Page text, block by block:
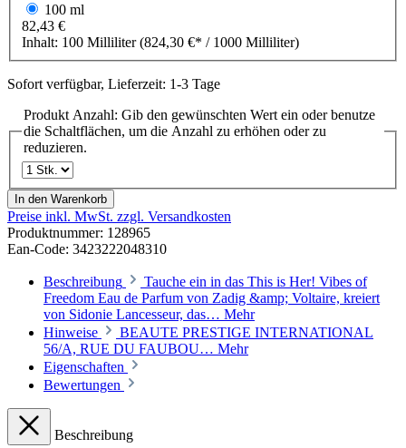
100 ml
82,43 €
Inhalt: 100 Milliliter(824,30 €* / 1000 Milliliter)
Sofort verfügbar, Lieferzeit: 1-3 Tage
Produkt Anzahl: Gib den gewünschten Wert ein oder benutze
die Schaltflächen, um die Anzahl zu erhöhen oder zu
reduzieren.
In den Warenkorb
Preise inkl. MwSt. zzgl. Versandkosten
Produktnummer: 128965
Ean-Code: 3423222048310
Beschreibung
Tauche ein in das This is Her! Vibes of
Freedom Eau de Parfum von Zadig &amp; Voltaire, kreiert
von Sidonie Lancesseur, das… Mehr
Hinweise
BEAUTE PRESTIGE INTERNATIONAL
56/A, RUE DU FAUBOU… Mehr
Eigenschaften
Bewertungen
Beschreibung